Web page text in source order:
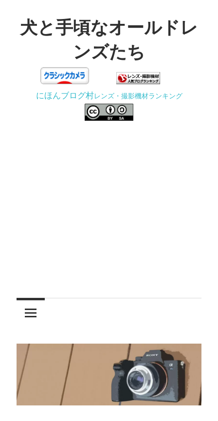
テ犬と手頃なオールドレ
ンズたち
う
にほんブログ村レンズ・撮影機材ランキング